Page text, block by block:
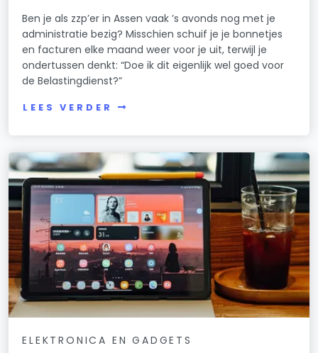
Ben je als zzp’er in Assen vaak ’s avonds nog met je
administratie bezig? Misschien schuif je je bonnetjes
en facturen elke maand weer voor je uit, terwijl je
ondertussen denkt: “Doe ik dit eigenlijk wel goed voor
de Belastingdienst?”
LEES VERDER
ELEKTRONICA EN GADGETS